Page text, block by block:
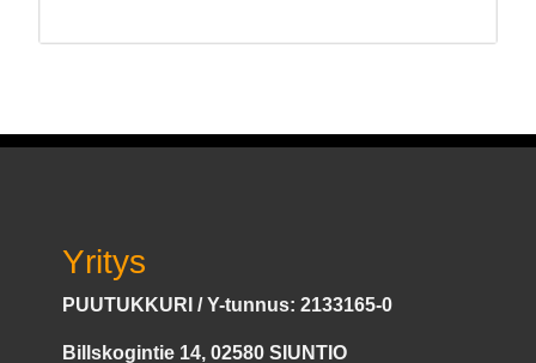
Yritys
PUUTUKKURI / Y-tunnus: 2133165-0
Billskogintie 14, 02580 SIUNTIO